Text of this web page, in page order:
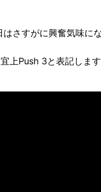
さすがに興奮気味に
上Push 3と表記しま